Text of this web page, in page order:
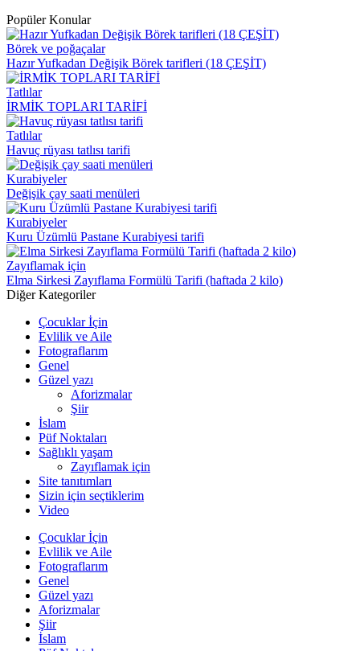
Popüler Konular
Börek ve poğaçalar
Hazır Yufkadan Değişik Börek tarifleri (18 ÇEŞİT)
Tatlılar
İRMİK TOPLARI TARİFİ
Tatlılar
Havuç rüyası tatlısı tarifi
Kurabiyeler
Değişik çay saati menüleri
Kurabiyeler
Kuru Üzümlü Pastane Kurabiyesi tarifi
Zayıflamak için
Elma Sirkesi Zayıflama Formülü Tarifi (haftada 2 kilo)
Diğer Kategoriler
Çocuklar İçin
Evlilik ve Aile
Fotograflarım
Genel
Güzel yazı
Aforizmalar
Şiir
İslam
Püf Noktaları
Sağlıklı yaşam
Zayıflamak için
Site tanıtımları
Sizin için seçtiklerim
Video
Çocuklar İçin
Evlilik ve Aile
Fotograflarım
Genel
Güzel yazı
Aforizmalar
Şiir
İslam